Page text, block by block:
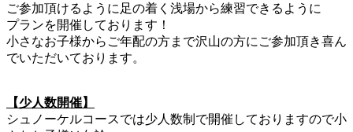
ご参加頂けるように足の着く浅場から練習できるように
プランを開催しております！
小さなお子様からご年配の方まで沢山の方にご参加頂き喜ん
でいただいております。
【少人数開催】
シュノーケルコースでは少人数制で開催しておりますので小